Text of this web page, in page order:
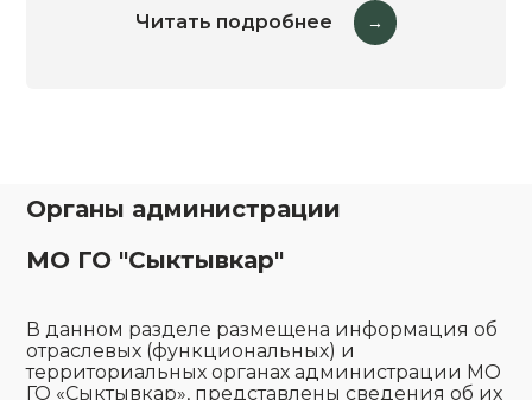
Читать подробнее →
Органы администрации
МО ГО "Сыктывкар"
В данном разделе размещена информация об
отраслевых (функциональных) и
территориальных органах администрации МО
ГО «Сыктывкар», представлены сведения об их